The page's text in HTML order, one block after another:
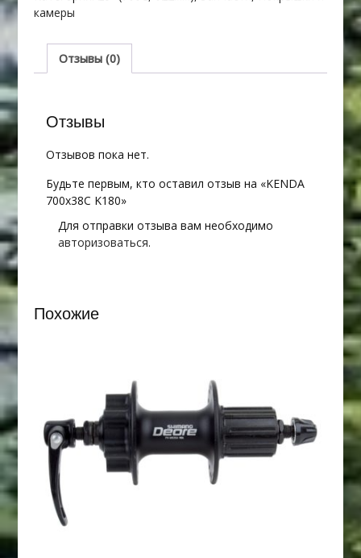
камеры
Отзывы (0)
Отзывы
Отзывов пока нет.
Будьте первым, кто оставил отзыв на «KENDA
700х38С K180»
Для отправки отзыва вам необходимо
авторизоваться.
Похожие